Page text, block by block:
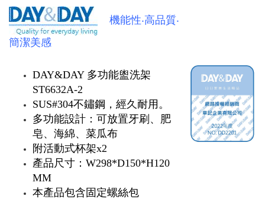
機能性‧高品質‧
簡潔美感
DAY&DAY 多功能盥洗架
ST6632A-2
SUS#304不鏽鋼，經久耐用。
多功能設計：可放置牙刷、肥
皂、海綿、菜瓜布
附活動式杯架x2
產品尺寸：W298*D150*H120
MM
本產品包含 固定螺絲包